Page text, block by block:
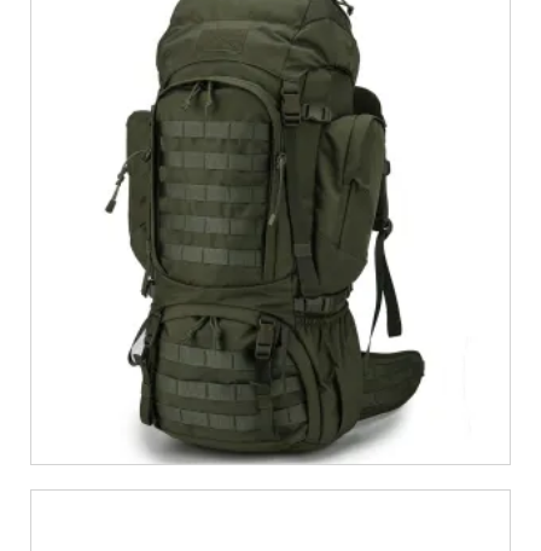
€899,00